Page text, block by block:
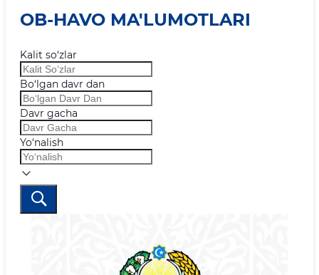
OB-HAVO MA'LUMOTLARI
Kalit so‘zlar
Bo‘lgan davr dan
Davr gacha
Yo‘nalish